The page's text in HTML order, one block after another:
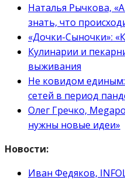
Наталья Рычкова,
знать, что
«Дочки-Сыночки»:
Кулинарии и
выживания
Не ковидом
сетей в период
Олег Гречко,
нужны новые идеи»
Новости:
Иван Федяков,